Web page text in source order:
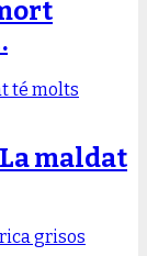
maldat